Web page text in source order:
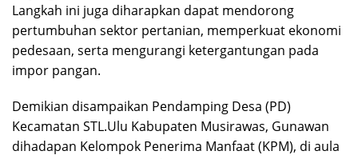
Langkah ini juga diharapkan dapat mendorong
pertumbuhan sektor pertanian, memperkuat ekonomi
pedesaan, serta mengurangi ketergantungan pada
impor pangan.
Demikian disampaikan Pendamping Desa (PD)
Kecamatan STL.Ulu Kabupaten Musirawas, Gunawan
dihadapan Kelompok Penerima Manfaat (KPM), di aula